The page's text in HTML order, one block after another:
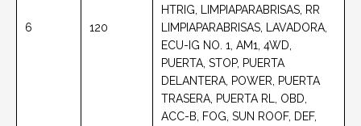
6 120
HTRIG, LIMPIAPARABRISAS, RR
LIMPIAPARABRISAS, LAVADORA,
ECU-IG NO. 1, AM1, 4WD,
PUERTA, STOP, PUERTA
DELANTERA, POWER, PUERTA
TRASERA, PUERTA RL, OBD,
ACC-B, FOG, SUN ROOF, DEF,